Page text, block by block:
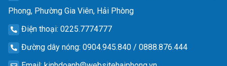
Phong, Phường Gia Viên, Hải Phòng
Điện thoại: 0225.7774777
Đường dây nóng: 0904.945.840 / 0888.876.444